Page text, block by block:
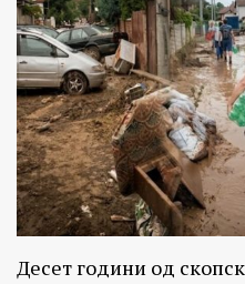
Десет години од